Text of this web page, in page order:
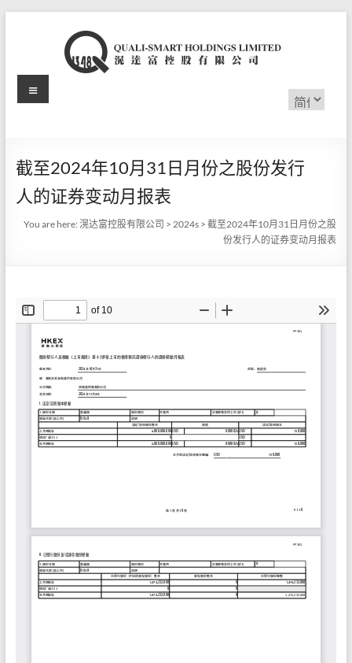
滉
富
控
股
公
选
择
Menu
截至2024年10月31日月份之股份发行
人的证券变动月报表
You are here:滉达富控股有限公司 >2024s >截至2024年10月31日月份之股
份发行人的证券变动月报表